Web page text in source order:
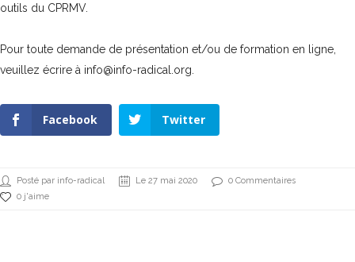
outils du CPRMV.
Pour toute demande de présentation et/ou de formation en ligne,
veuillez écrire à info@info-radical.org.
Facebook Twitter
Posté par info-radical Le 27 mai 2020
0 Commentaires
0 j'aime